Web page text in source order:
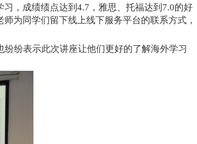
，成绩绩点达到4.7，雅思、托福达到7.0的好
为同学们留下线上线下服务平台的联系方式，
纷表示此次讲座让他们更好的了解海外学习